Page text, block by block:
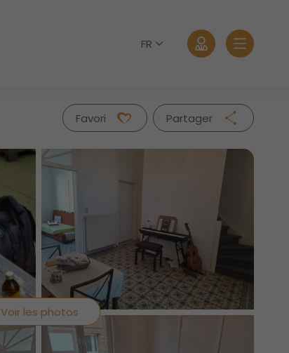
FR
Mot de passe oublié?
Favori
Partager
Facebook
Whatsapp
Mail
Voir les photos